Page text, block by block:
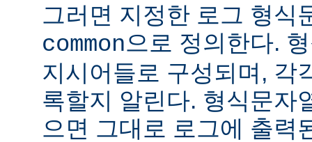
그러면 지정한 로그 형식
common으로 정의한다.
지시어들로 구성되며, 각
록할지 알린다. 형식문자
으면 그대로 로그에 출력